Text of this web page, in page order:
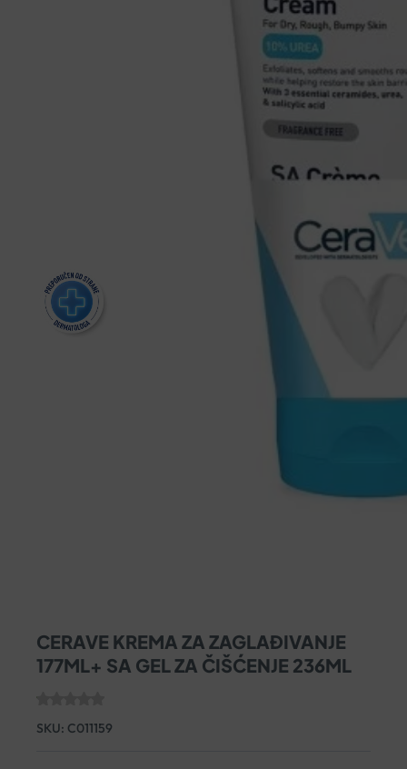
CERAVE KREMA ZA ZAGLAĐIVANJE
177ML+ SA GEL ZA ČIŠĆENJE 236ML
SKU: C011159